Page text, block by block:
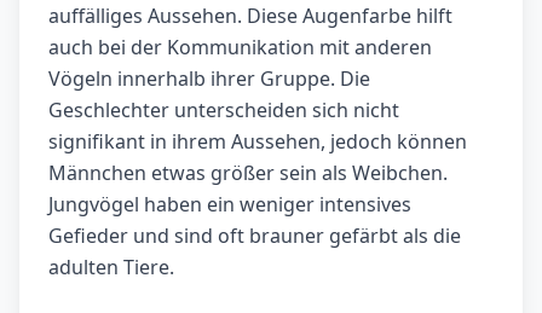
auffälliges Aussehen. Diese Augenfarbe hilft
auch bei der Kommunikation mit anderen
Vögeln innerhalb ihrer Gruppe. Die
Geschlechter unterscheiden sich nicht
signifikant in ihrem Aussehen, jedoch können
Männchen etwas größer sein als Weibchen.
Jungvögel haben ein weniger intensives
Gefieder und sind oft brauner gefärbt als die
adulten Tiere.